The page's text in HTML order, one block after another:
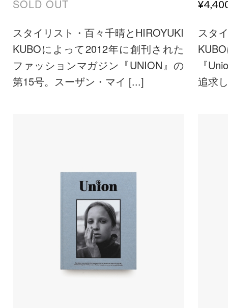
SOLD OUT
スタイリスト・百々千晴とHIROYUKI
KUBOによって2012年に創刊された
ファッションマガジン『UNION』の
第15号。スーザン・マイ [...]
スタ
『
追求